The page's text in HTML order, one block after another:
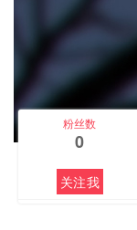
粉丝数
0
关注我